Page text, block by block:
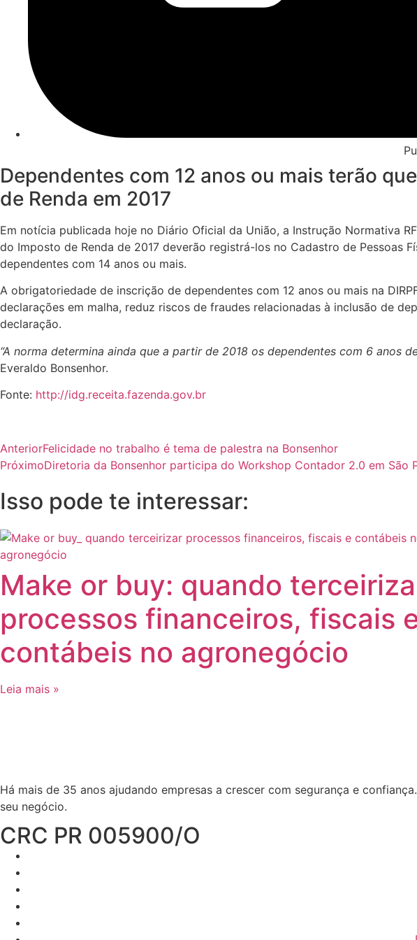
Dependentes com 12 anos ou mais terão
de Renda em 2017
Em notícia publicada hoje no Diário Oficial da União, a Instrução Normativa
do Imposto de Renda de 2017 deverão registrá-los no Cadastro de Pessoas
dependentes com 14 anos ou mais.
A obrigatoriedade de inscrição de dependentes com 12 anos ou mais na
declarações em malha, reduz riscos de fraudes relacionadas à inclusão de
declaração.
“A norma determina ainda que a partir de 2018 os dependentes com 6 anos
Everaldo Bonsenhor.
Fonte: http://idg.receita.fazenda.gov.br
AnteriorFelicidade no trabalho é tema de palestra na Bonsenhor
PróximoDiretoria da Bonsenhor participa do Workshop Contador 2.0 em São
Isso pode te interessar:
Make or buy: quando
processos financeiros, fiscais
contábeis no agronegócio
Leia mais »
Há mais de 35 anos ajudando empresas a crescer com segurança e
seu negócio.
CRC PR 005900/O